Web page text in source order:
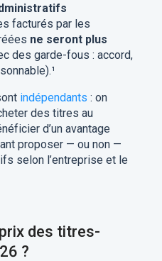
facturés par les
ne seront plus
des garde-fous : accord,
indépendants : on
des titres au
d’un avantage
proposer — ou non —
selon l’entreprise et le
des titres-
?